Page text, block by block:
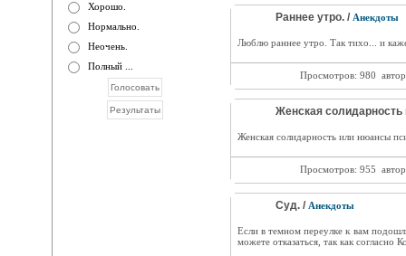
Хорошо.
Нормально.
Неочень.
Полный ...
Раннее утро. / Анекдоты
Люблю раннее утро. Так тихо... и
Просмотров: 980
Женская
Женская солидарность или нюансы
Просмотров: 955
Суд. / Анекдоты
Если в темном переулке к вам
можете отказаться, так как